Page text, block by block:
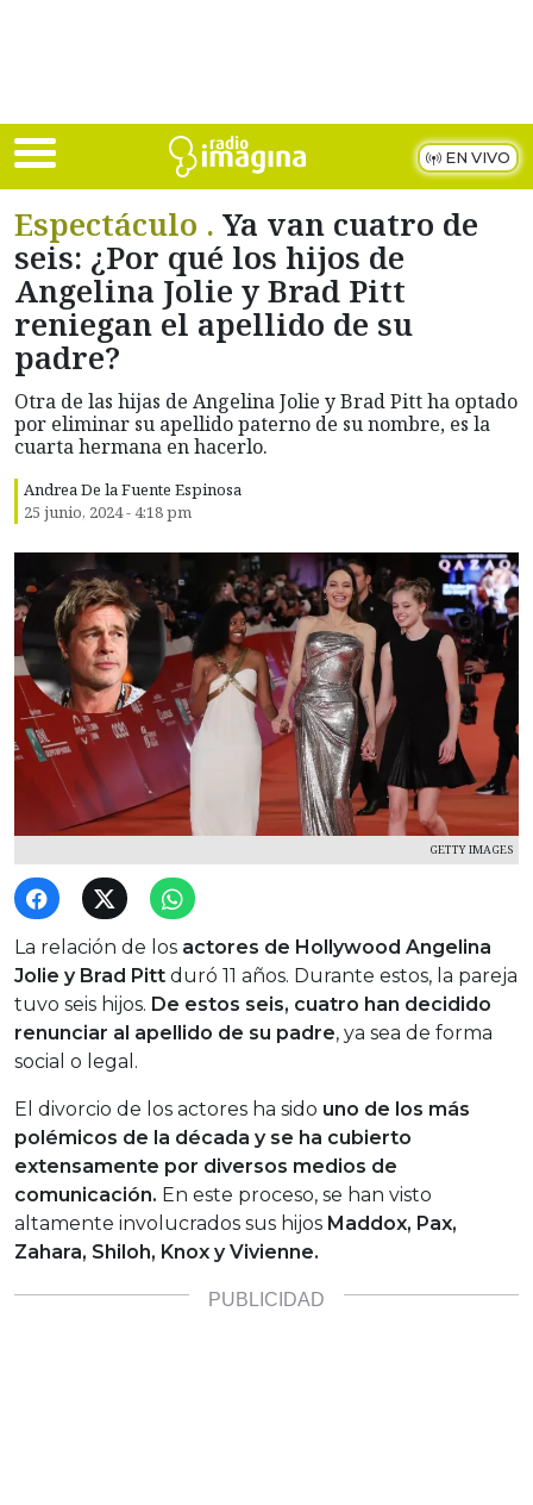
EN VIVO
Espectáculo . Ya van cuatro de
seis: ¿Por qué los hijos de
Angelina Jolie y Brad Pitt
reniegan el apellido de su
padre?
Otra de las hijas de Angelina Jolie y Brad Pitt ha optado
por eliminar su apellido paterno de su nombre, es la
cuarta hermana en hacerlo.
Andrea De la Fuente Espinosa
25 junio, 2024 - 4:18 pm
GETTY IMAGES
La relación de los actores de Hollywood Angelina
Jolie y Brad Pitt duró 11 años. Durante estos, la pareja
tuvo seis hijos. De estos seis, cuatro han decidido
renunciar al apellido de su padre, ya sea de forma
social o legal.
El divorcio de los actores ha sido uno de los más
polémicos de la década y se ha cubierto
extensamente por diversos medios de
comunicación. En este proceso, se han visto
altamente involucrados sus hijos Maddox, Pax,
Zahara, Shiloh, Knox y Vivienne.